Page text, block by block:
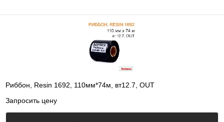
Риббон, Resin 1692, 110мм*74м, вт12.7, OUT
Запросить цену